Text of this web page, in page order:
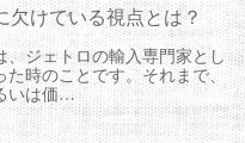
欠けている視点とは？
ジェトロの輸入専門家とし
時のことです。それまで、
いは価…